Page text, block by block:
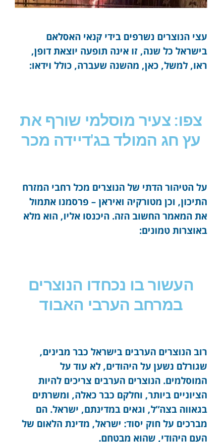
עצי הנוצרים נשרפים בידי קנאי האסלאם
בישראל כל שנה, זו אינה תופעה יוצאת דופן,
ראו, למשל, כאן, מהשנה שעברה, כולל וידאו:
צפו: צעיר מוסלמי שורף את
עץ חג המולד בג'דיידה מכר
על הטיהור הדתי של הנוצרים מכל רחבי המזרח
התיכון, וכן מטורקיה ואיראן – פרסמנו אתמול
את המאמר החשוב הזה. היכנסו אליו, הוא מלא
באוצרות טמונים:
העשור בו נכחדו הנוצרים
במרחב הערבי האבוד
רוב הנוצרים הערבים בישראל כבר מבינים,
שגורלם נשען על היהודים, לא עוד על
המוסלמים. הנוצרים הערבים צריכים להיות
הציוניים ביותר, וחלקם כבר כאלה, ומשרתים
בגאווה בצה”ל, וגאים במדינתם, ישראל. הם
מברכים על חוק יסוד: ישראל, מדינת הלאום של
העם היהודי, שהוא מבטחם.